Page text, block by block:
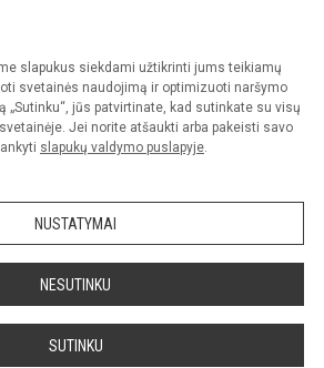
slapukus siekdami užtikrinti jums teikiamų
svetainės naudojimą ir optimizuoti naršymo
„Sutinku“, jūs patvirtinate, kad sutinkate su visų
Jei norite atšaukti arba pakeisti savo
slapukų valdymo puslapyje.
NUSTATYMAI
NESUTINKU
SUTINKU
progimnazija. Visos teisės saugomos.
progimnazijos sutikimo griežtai draudžiama.
paraiška Slapukų valdymas